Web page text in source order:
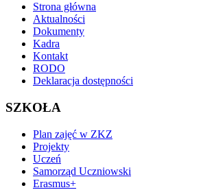
Strona główna
Aktualności
Dokumenty
Kadra
Kontakt
RODO
Deklaracja dostępności
SZKOŁA
Plan zajęć w ZKZ
Projekty
Uczeń
Samorząd Uczniowski
Erasmus+